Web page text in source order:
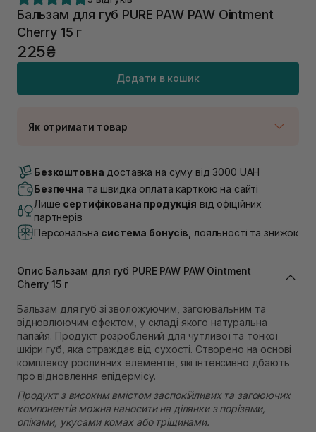
Бальзам для губ PURE PAW PAW Ointment
Cherry 15 г
225₴
Додати в кошик
Як отримати товар
В наявності
Самовивіз м. Луцьк, вул. Винниченка 4
В наявності
Самовивіз м. Львів, вул. Академіка Підстригача, 1В
(Duck’s Lake)
В наявності
В наявності
Самовивіз м. Львів, вул. Степана Бандери 45
Самовивіз м. Рівне, вул. 16-го Липня, 15
В наявності
Самовивіз м. Рівне, вул. Кулика і Гудачека 23 (ТЦ
Екватор)
В наявності
Безкоштовна доставка на суму від 3000 UAH
Безпечна та швидка оплата карткою на сайті
Лише сертифікована продукція від офіційних
партнерів
Персональна система бонусів , лояльності та знижок
Опис Бальзам для губ PURE PAW PAW Ointment
Cherry 15 г
Бальзам для губ зі зволожуючим, загоювальним та
відновлюючим ефектом, у складі якого натуральна
папайя. Продукт розроблений для чутливої та ​​тонкої
шкіри губ, яка страждає від сухості. Створено на основі
комплексу рослинних елементів, які інтенсивно дбають
про відновлення епідермісу.
Продукт з високим вмістом заспокійливих та загоюючих
компонентів можна наносити на ділянки з порізами,
опіками, укусами комах або тріщинами.